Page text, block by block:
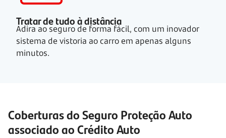
Tratar de tudo à distância
Adira ao seguro de forma fácil, com um inovador
sistema de vistoria ao carro em apenas alguns
minutos.
Coberturas do Seguro Proteção Auto
associado ao Crédito Auto